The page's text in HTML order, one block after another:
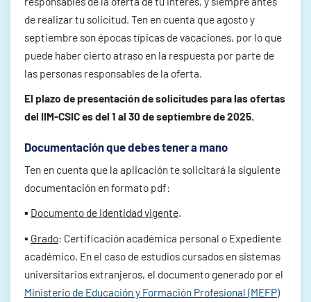
de realizar tu solicitud. Ten en cuenta que agosto y
septiembre son épocas típicas de vacaciones, por lo que
puede haber cierto atraso en la respuesta por parte de
las personas responsables de la oferta.
El plazo de presentación de solicitudes para las ofertas
del IIM-CSIC es del 1 al 30 de septiembre de 2025.
Documentación que debes tener a mano
Ten en cuenta que la aplicación te solicitará la siguiente
documentación en formato pdf:
▪ Documento de Identidad vigente.
▪ Grado: Certificación académica personal o Expediente
académico. En el caso de estudios cursados en sistemas
universitarios extranjeros, el documento generado por el
Ministerio de Educación y Formación Profesional (MEFP)